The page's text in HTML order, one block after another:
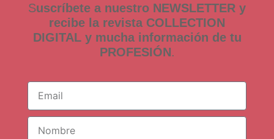
Suscríbete a nuestro NEWSLETTER y
recibe la revista COLLECTION
DIGITAL y mucha información de tu
PROFESIÓN.